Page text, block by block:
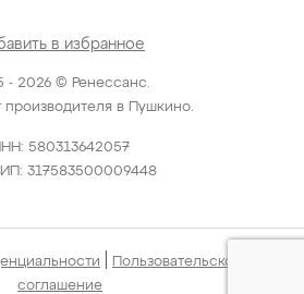
- 2026 © Ренессанс.
производителя в Пушкино.
580313642057
317583500009448
в избранное
Пользовательское
соглашение